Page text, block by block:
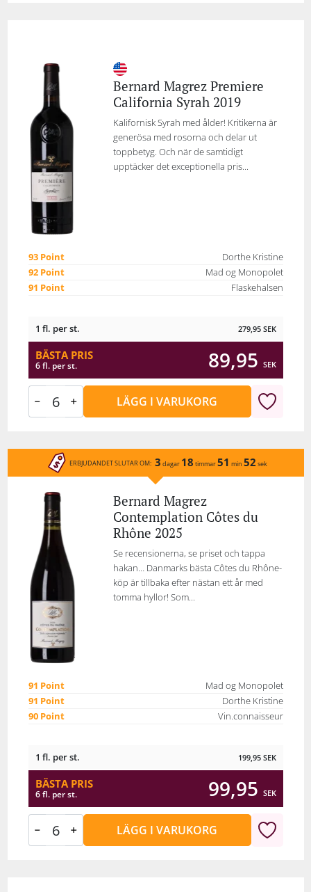
Bernard Magrez Premiere
California Syrah 2019
Kalifornisk Syrah med ålder! Kritikerna är
generösa med rosorna och delar ut
toppbetyg. Och när de samtidigt
upptäcker det exceptionella pris...
93 Point
Dorthe Kristine
92 Point
Mad og Monopolet
91 Point
Flaskehalsen
1 fl. per st. 279,95 SEK
BÄSTA PRIS
6 fl. per st. 89,95 SEK
LÄGG I VARUKORG
ERBJUDANDET SLUTAR OM: 3 dagar 18 timmar51 min 52 sek
Bernard Magrez
Contemplation Côtes du
Rhône 2025
Se recensionerna, se priset och tappa
hakan… Danmarks bästa Côtes du Rhône-
köp är tillbaka efter nästan ett år med
tomma hyllor! Som...
91 Point
Mad og Monopolet
91 Point
Dorthe Kristine
90 Point
Vin.connaisseur
1 fl. per st. 199,95 SEK
BÄSTA PRIS
6 fl. per st. 99,95 SEK
LÄGG I VARUKORG